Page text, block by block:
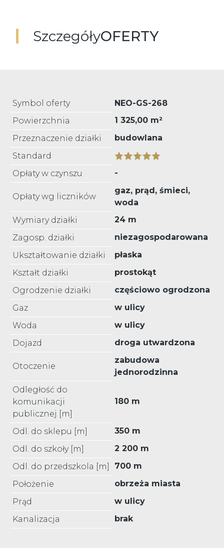
SzczegółyOFERTY
Symbol oferty
NEO-GS-268
Powierzchnia
1 325,00 m²
Przeznaczenie działki
budowlana
Standard
Opłaty w czynszu
-
Opłaty wg liczników
gaz, prąd, śmieci,
woda
Wymiary działki
24 m
Zagosp. działki
niezagospodarowana
Ukształtowanie działki
płaska
Kształt działki
prostokąt
Ogrodzenie działki
częściowo ogrodzona
Gaz
w ulicy
Woda
w ulicy
Dojazd
droga utwardzona
Otoczenie
zabudowa
jednorodzinna
Odległość do
komunikacji
publicznej [m]
180 m
Odl. do sklepu [m]
350 m
Odl. do szkoły [m]
2 200 m
Odl. do przedszkola [m]
700 m
Położenie
obrzeża miasta
Prąd
w ulicy
Kanalizacja
brak